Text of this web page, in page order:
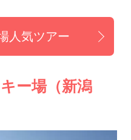
人気ツアー
ー場（新潟